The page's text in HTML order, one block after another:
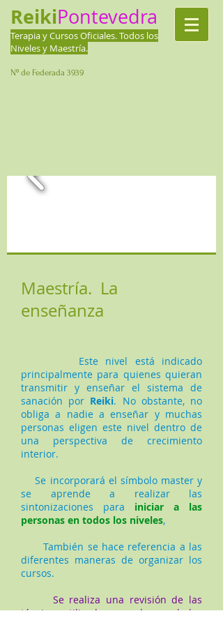
ReikiPontevedra
Terapia y Cursos Oficiales.Todos los
Niveles y Maestría.
Nº de Federada 3939
Maestría. La
enseñanza
Este nivel está indicado
principalmente para quienes quieran
transmitir y enseñar el sistema de
sanación por Reiki. No obstante, no
obliga a nadie a enseñar y muchas
personas eligen este nivel dentro de
una perspectiva de crecimiento
interior.
Se incorporará el símbolo master y
se aprende a realizar las
sintonizaciones para iniciar a las
personas en todos los niveles,
También se hace referencia a las
diferentes maneras de organizar los
cursos.
Se realiza una revisión de las
técnicas utilizadas en cada uno de los